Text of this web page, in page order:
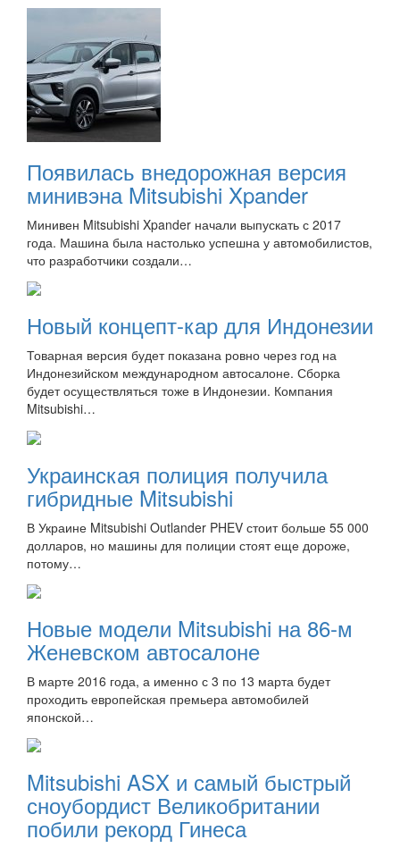
Появилась внедорожная версия
минивэна Mitsubishi Xpander
Минивен Mitsubishi Xpander начали выпускать с 2017
года. Машина была настолько успешна у автомобилистов,
что разработчики создали…
Новый концепт-кар для Индонезии
Товарная версия будет показана ровно через год на
Индонезийском международном автосалоне. Сборка
будет осуществляться тоже в Индонезии. Компания
Mitsubishi…
Украинская полиция получила
гибридные Mitsubishi
В Украине Mitsubishi Outlander PHEV стоит больше 55 000
долларов, но машины для полиции стоят еще дороже,
потому…
Новые модели Mitsubishi на 86-м
Женевском автосалоне
В марте 2016 года, а именно с 3 по 13 марта будет
проходить европейская премьера автомобилей
японской…
Mitsubishi ASX и самый быстрый
сноубордист Великобритании
побили рекорд Гинеса